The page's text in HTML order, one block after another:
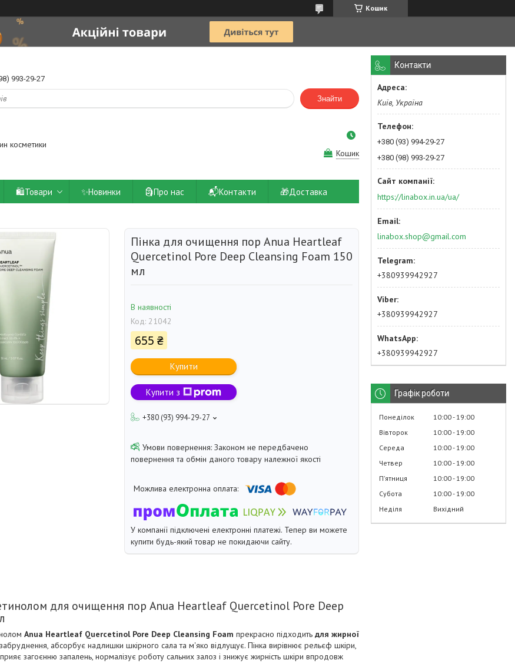
Кошик
993-29-27
Знайти
косметики
Кошик
🛍️Товари ✨Новинки 🗿Про нас 📬Контакти 🎁Доставка
Пінка для очищення пор Anua Heartleaf
Quercetinol Pore Deep Cleansing Foam 150
мл
В наявності
Код: 21042
655 ₴
Купити
Купити з
+380 (93) 994-29-27
Законом не передбачено
повернення та обмін даного товару належної якості
У компанії підключені електронні платежі. Тепер ви можете
купити будь-який товар не покидаючи сайту.
для очищення пор Anua Heartleaf Quercetinol Pore Deep
Anua Heartleaf Quercetinol Pore Deep Cleansing Foam прекрасно підходить для жирної
абсорбує надлишки шкірного сала та м'яко відлущує. Пінка вирівнює рельєф шкіри,
загоєнню запалень, нормалізує роботу сальних залоз і знижує жирність шкіри впродовж
Контакти
Київ, Україна
+380 (93) 994-29-27
+380 (98) 993-29-27
https://linabox.in.ua/ua/
linabox.shop@gmail.com
+380939942927
+380939942927
+380939942927
Графік роботи
Понеділок 10:00 19:00
Вівторок
10:00 19:00
Середа
10:00 19:00
Четвер
10:00 19:00
Пʼятниця
10:00 19:00
Субота
10:00 19:00
Неділя
Вихідний